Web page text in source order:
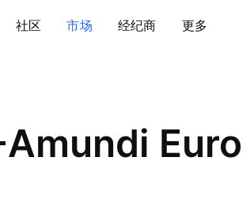
社区 市场 经纪商 更多